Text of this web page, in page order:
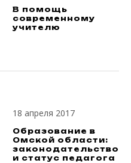
В помощь
современному
учителю
18 апреля 2017
Образование в
Омской области:
законодательство
и статус педагога